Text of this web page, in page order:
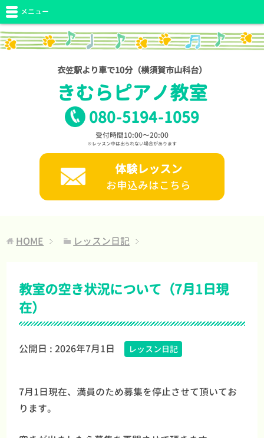
衣笠駅より車で10分（横須賀市山科台）
きむらピアノ教室
080-5194-1059
受付時間10:00〜20:00
※レッスン中は出られない場合があります
体験レッスン
お申込みはこちら
メニュー
HOME レッスン日記
教室の空き状況について（7月1日現
在）
公開日 :2026年7月1日 レッスン日記
7月1日現在、満員のため募集を停止させて頂いてお
ります。